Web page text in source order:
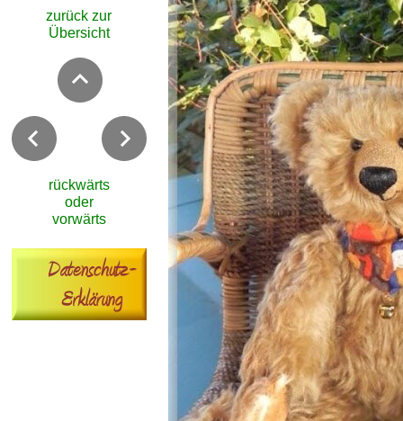
zurück zur
Übersicht
rückwärts
oder
vorwärts